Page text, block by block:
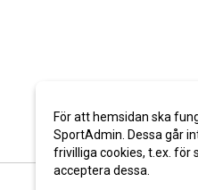
För att hemsidan ska
SportAdmin. Dessa går
frivilliga cookies, t.ex. för
acceptera dessa.